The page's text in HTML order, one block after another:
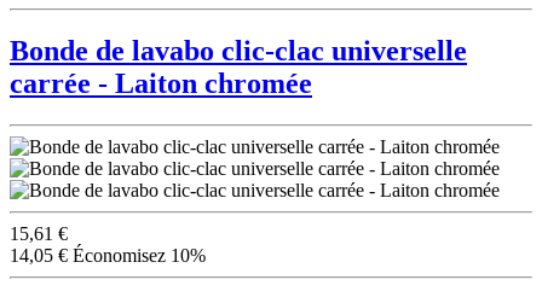
Bonde de lavabo clic-clac universelle
carrée - Laiton chromée
15,61 €
14,05 € Économisez 10%